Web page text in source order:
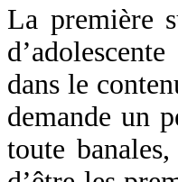
La première
dans le
demande un
toute